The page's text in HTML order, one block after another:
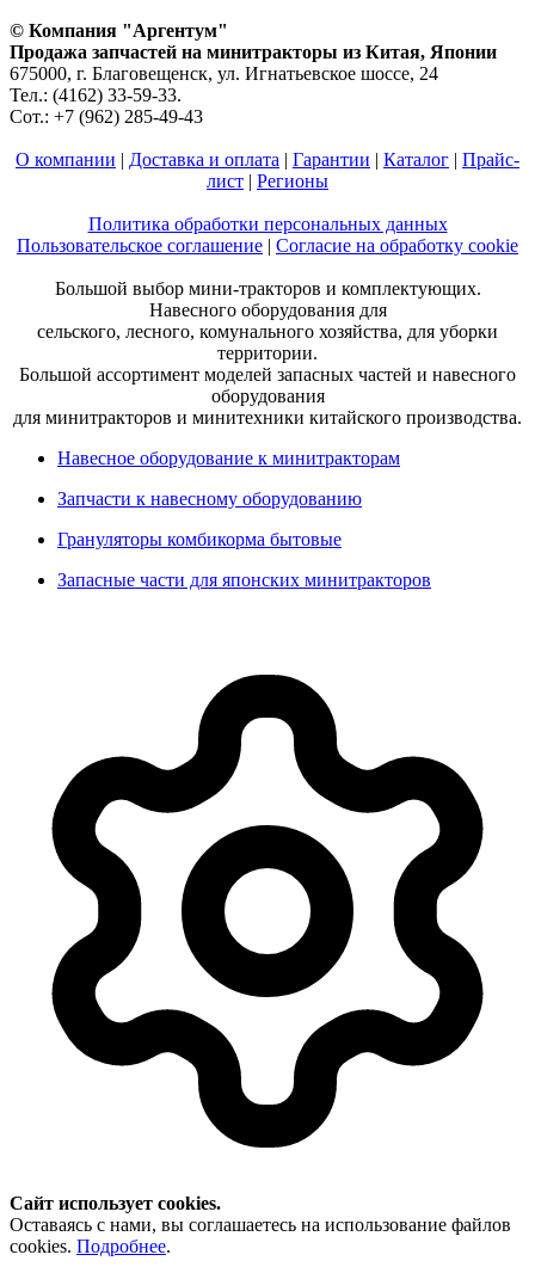
© Компания "Аргентум"
Продажа запчастей на минитракторы из Китая, Японии
675000, г. Благовещенск, ул. Игнатьевское шоссе, 24
Тел.: (4162) 33-59-33.
Сот.: +7 (962) 285-49-43
О компании | Доставка и оплата | Гарантии | Каталог | Прайс-
лист | Регионы
Политика обработки персональных данных
Пользовательское соглашение | Согласие на обработку cookie
Большой выбор мини-тракторов и комплектующих.
Навесного оборудования для
сельского, лесного, комунального хозяйства, для уборки
территории.
Большой ассортимент моделей запасных частей и навесного
оборудования
для минитракторов и минитехники китайского производства.
Навесное оборудование к минитракторам
Запчасти к навесному оборудованию
Грануляторы комбикорма бытовые
Запасные части для японских минитракторов
Сайт использует cookies.
Оставаясь с нами, вы соглашаетесь на использование файлов
cookies. Подробнее.